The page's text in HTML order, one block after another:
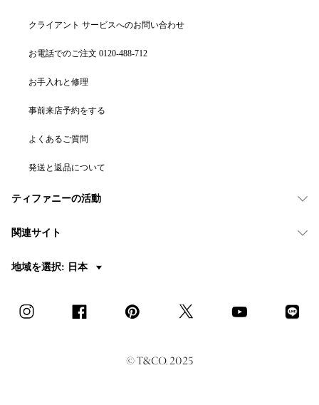
クライアント サービスへのお問い合わせ
お電話でのご注文 0120-488-712
お手入れと修理
事前来店予約をする
よくあるご質問
発送と返品について
ティファニーの活動
関連サイト
地域を選択: 日本
© T&CO. 2025